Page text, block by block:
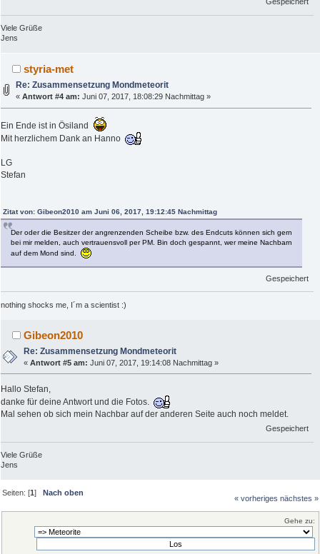
Viele Grüße
Jens
styria-met
Re: Zusammensetzung Mondmeteorit
«Antwort #4 am: Juni 07, 2017, 18:08:29 Nachmittag »
Ein Ende ist in Ösiland
Mit herzlichem Dank an Hanno
LG
Stefan
Zitat von: Gibeon2010 am Juni 06, 2017, 19:12:45 Nachmittag
Der oder die Besitzer der angrenzenden Scheibe bzw. des Endcuts können sich gern
bei mir melden, auch vertrauensvoll per PM. Bin doch gespannt, wer meine Nachbarn
auf dem Mond sind.
Gespeichert
nothing shocks me, I´m a scientist :)
Gibeon2010
Re: Zusammensetzung Mondmeteorit
«Antwort #5 am: Juni 07, 2017, 19:14:08 Nachmittag »
Hallo Stefan,
danke für deine Antwort und die Fotos.
Mal sehen ob sich mein Nachbar auf der anderen Seite auch noch meldet.
Gespeichert
Viele Grüße
Jens
Seiten: [1]Nach oben
« vorheriges nächstes »
Gehe zu: